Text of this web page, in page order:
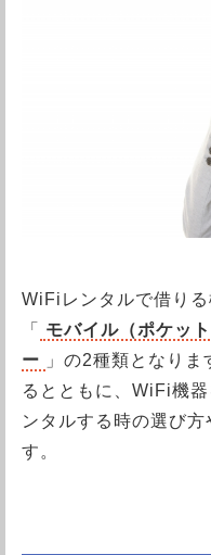
WiFiレンタルで借りる
「
モバイル（ポケッ
ー
」の2種類となり
るとともに、WiFi機
ンタルする時の選び
す。